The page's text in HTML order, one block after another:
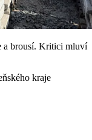
a brousí. Kritici mluví
kraje